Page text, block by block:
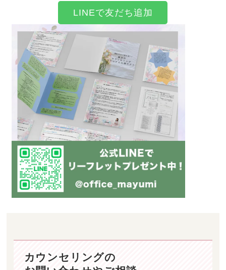
LINEで友だち追加
カウンセリングの